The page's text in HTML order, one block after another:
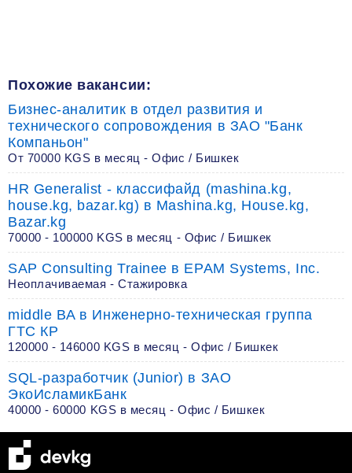
Похожие вакансии:
Бизнес-аналитик в отдел развития и
технического сопровождения в ЗАО "Банк
Компаньон"
От 70000 KGS в месяц - Офис / Бишкек
HR Generalist - классифайд (mashina.kg,
house.kg, bazar.kg) в Mashina.kg, House.kg,
Bazar.kg
70000 - 100000 KGS в месяц - Офис / Бишкек
SAP Consulting Trainee в EPAM Systems, Inc.
Неоплачиваемая - Стажировка
middle BA в Инженерно-техническая группа
ГТС КР
120000 - 146000 KGS в месяц - Офис / Бишкек
SQL-разработчик (Junior) в ЗАО
ЭкоИсламикБанк
40000 - 60000 KGS в месяц - Офис / Бишкек